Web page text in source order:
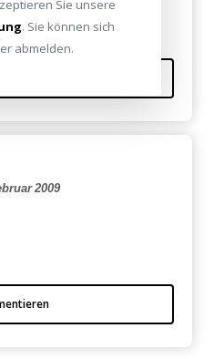
2009
Sie unsere
. Sie können sich
abmelden.